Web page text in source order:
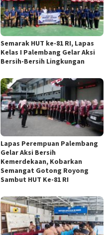
Semarak HUT ke-81 RI, Lapas
Kelas I Palembang Gelar Aksi
Bersih-Bersih Lingkungan
Lapas Perempuan Palembang
Gelar Aksi Bersih
Kemerdekaan, Kobarkan
Semangat Gotong Royong
Sambut HUT Ke-81 RI